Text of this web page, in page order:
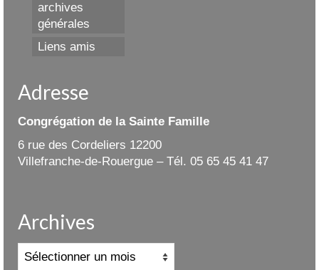
archives
générales
Liens amis
Adresse
Congrégation de la Sainte Famille
6 rue des Cordeliers 12200
Villefranche-de-Rouergue – Tél. 05 65 45 41 47
Archives
Archives